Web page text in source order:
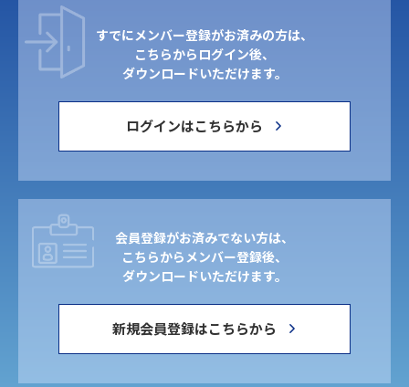
すでにメンバー登録がお済みの方は、
こちらからログイン後、
ダウンロードいただけます。
ログインはこちらから
会員登録がお済みでない方は、
こちらからメンバー登録後、
ダウンロードいただけます。
新規会員登録はこちらから